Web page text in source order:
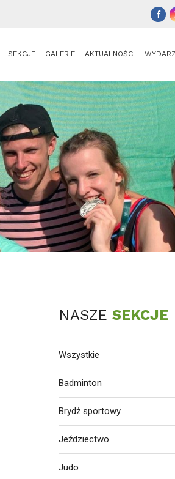
SEKCJE GALERIE AKTUALNOŚCI
NASZESEKCJE
Wszystkie
Badminton
Brydż sportowy
Jeździectwo
Judo